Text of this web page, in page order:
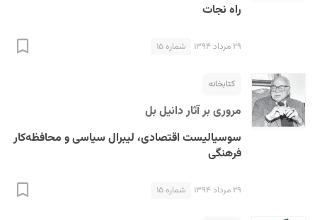
راه نجات
۲۹ مرداد ۱۳۹۴ شماره ۱۵
کتابخانه
مروری بر آثار دانیل بل
سوسیالیست اقتصادی، لیبرال سیاسی و محافظه‌کار
فرهنگی
۲۹ مرداد ۱۳۹۴ شماره ۱۵